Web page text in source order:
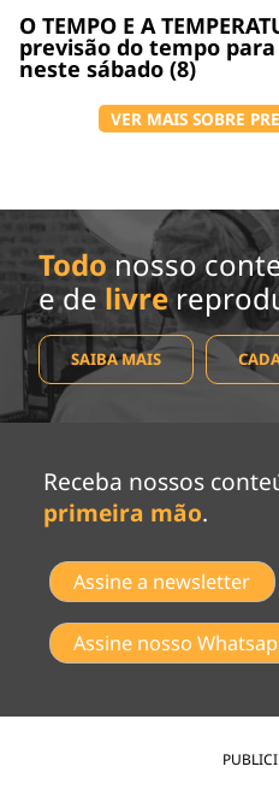
O TEMPO E A
previsão do tempo
neste sábado (8)
VER MAIS SOBRE
Todo nosso
e de livre
SAIBA MAIS
Receba nossos
primeira mão.
Assine a newsletter
Assine nosso